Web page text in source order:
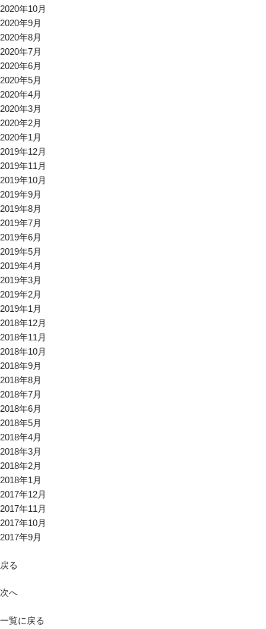
2020年10月
2020年9月
2020年8月
2020年7月
2020年6月
2020年5月
2020年4月
2020年3月
2020年2月
2020年1月
2019年12月
2019年11月
2019年10月
2019年9月
2019年8月
2019年7月
2019年6月
2019年5月
2019年4月
2019年3月
2019年2月
2019年1月
2018年12月
2018年11月
2018年10月
2018年9月
2018年8月
2018年7月
2018年6月
2018年5月
2018年4月
2018年3月
2018年2月
2018年1月
2017年12月
2017年11月
2017年10月
2017年9月
戻る
次へ
一覧に戻る